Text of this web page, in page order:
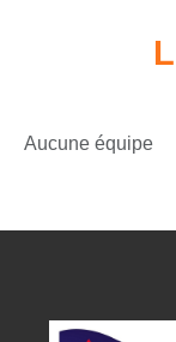
Aucune équipe